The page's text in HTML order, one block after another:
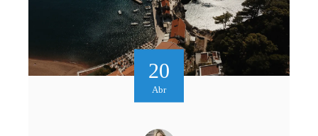
20
Abr